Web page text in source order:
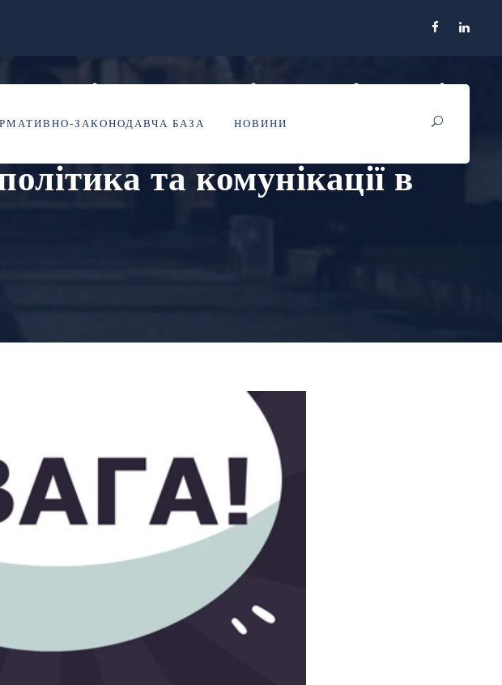
ЗАКОНОДАВЧА БАЗА НОВИНИ
вчителів, аспірантів
до участі у
та комунікації в